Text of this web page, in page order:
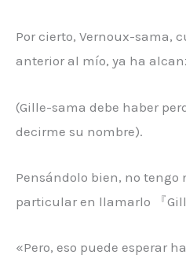
Por cierto, Vernoux-sama,
anterior al mío, ya ha
(Gille-sama debe haber
decirme su nombre).
Pensándolo bien, no
particular en llamarlo 『
«Pero, eso puede esperar